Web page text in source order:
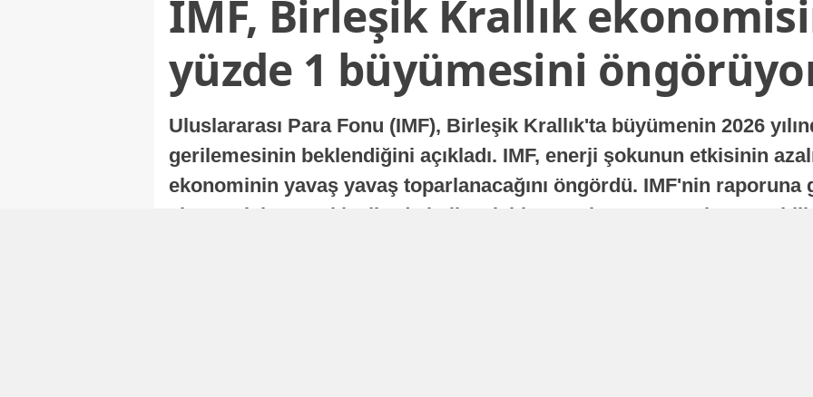
IMF, Birleşik Krallık
yüzde 1 büyümesini
Uluslararası Para Fonu (IMF), Birleşik Krallık'ta büyümenin 2026
gerilemesinin beklendiğini açıkladı. IMF, enerji şokunun etkisinin
ekonominin yavaş yavaş toparlanacağını öngördü. IMF'nin raporuna
ekonomisi, sonraki yıllarda istikrarlı bir toparlanma süreci